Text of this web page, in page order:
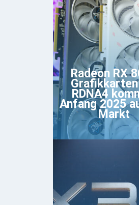
Radeon RX
RDNA4
Anfang 2025
Markt